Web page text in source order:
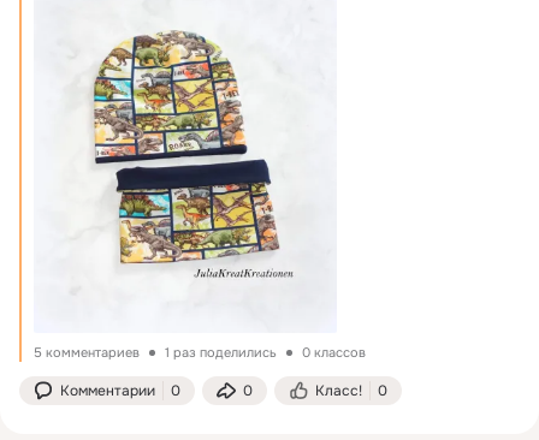
5 комментариев 1 раз поделились 0 классов
Комментарии 0 0 Класс! 0